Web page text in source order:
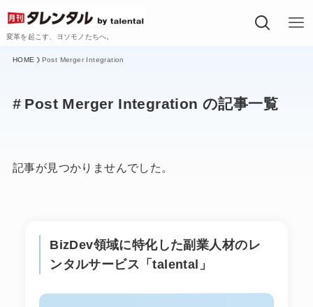
変革を起こす、ヨソモノたちへ。
Post Merger Integration
Post Merger Integration の記事一覧
記事が見つかりませんでした。
BizDev領域に特化した副業人材のレ
ンタルサービス「talental」